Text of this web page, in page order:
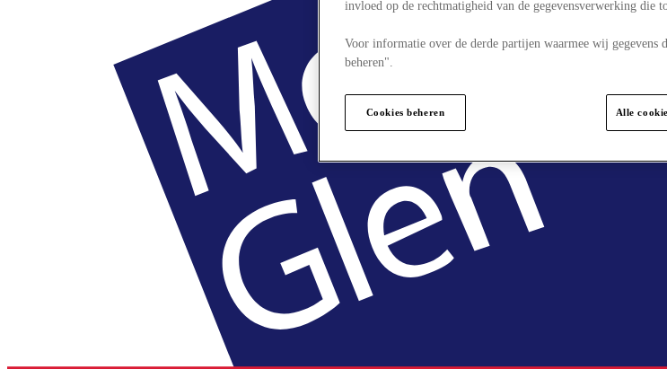
invloed op de rechtmatigheid van de gegevensverwerking die
Voor informatie over de derde partijen waarmee wij
beheren".
Cookies beheren Alle